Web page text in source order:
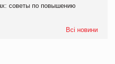
советы по повышению
Всі новини